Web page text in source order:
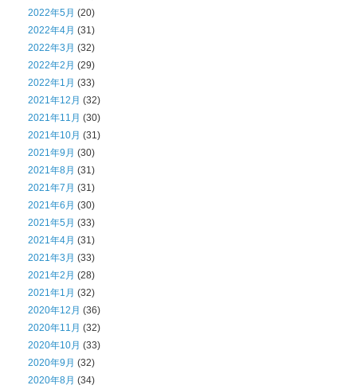
2022年5月 (20)
2022年4月 (31)
2022年3月 (32)
2022年2月 (29)
2022年1月 (33)
2021年12月 (32)
2021年11月 (30)
2021年10月 (31)
2021年9月 (30)
2021年8月 (31)
2021年7月 (31)
2021年6月 (30)
2021年5月 (33)
2021年4月 (31)
2021年3月 (33)
2021年2月 (28)
2021年1月 (32)
2020年12月 (36)
2020年11月 (32)
2020年10月 (33)
2020年9月 (32)
2020年8月 (34)